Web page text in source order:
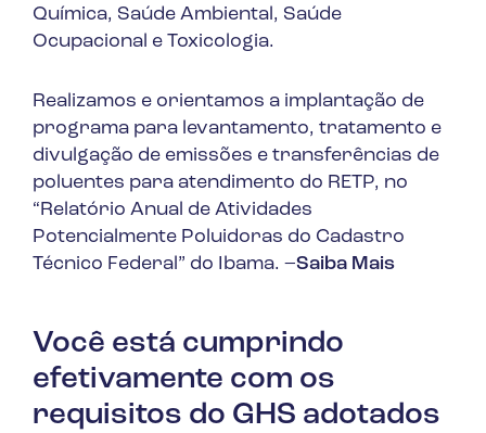
Química, Saúde Ambiental, Saúde
Ocupacional e Toxicologia.
Realizamos e orientamos a implantação de
programa para levantamento, tratamento e
divulgação de emissões e transferências de
poluentes para atendimento do RETP, no
“Relatório Anual de Atividades
Potencialmente Poluidoras do Cadastro
Técnico Federal” do Ibama. –Saiba Mais
Você está cumprindo
efetivamente com os
requisitos do GHS adotados